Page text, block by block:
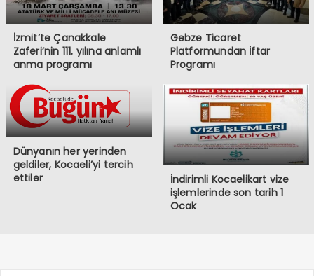
İzmit’te Çanakkale
Zaferi’nin 111. yılına anlamlı
anma programı
Gebze Ticaret
Platformundan İftar
Programı
Dünyanın her yerinden
geldiler, Kocaeli’yi tercih
ettiler
İndirimli Kocaelikart vize
işlemlerinde son tarih 1
Ocak